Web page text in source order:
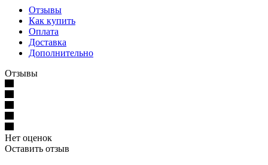
Отзывы
Как купить
Оплата
Доставка
Дополнительно
Отзывы
Нет оценок
Оставить отзыв